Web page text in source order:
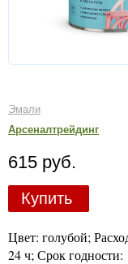
Эмали
Арсеналтрейдинг
615 руб.
Купить
Цвет: голубой;
24 ч; Срок годности: